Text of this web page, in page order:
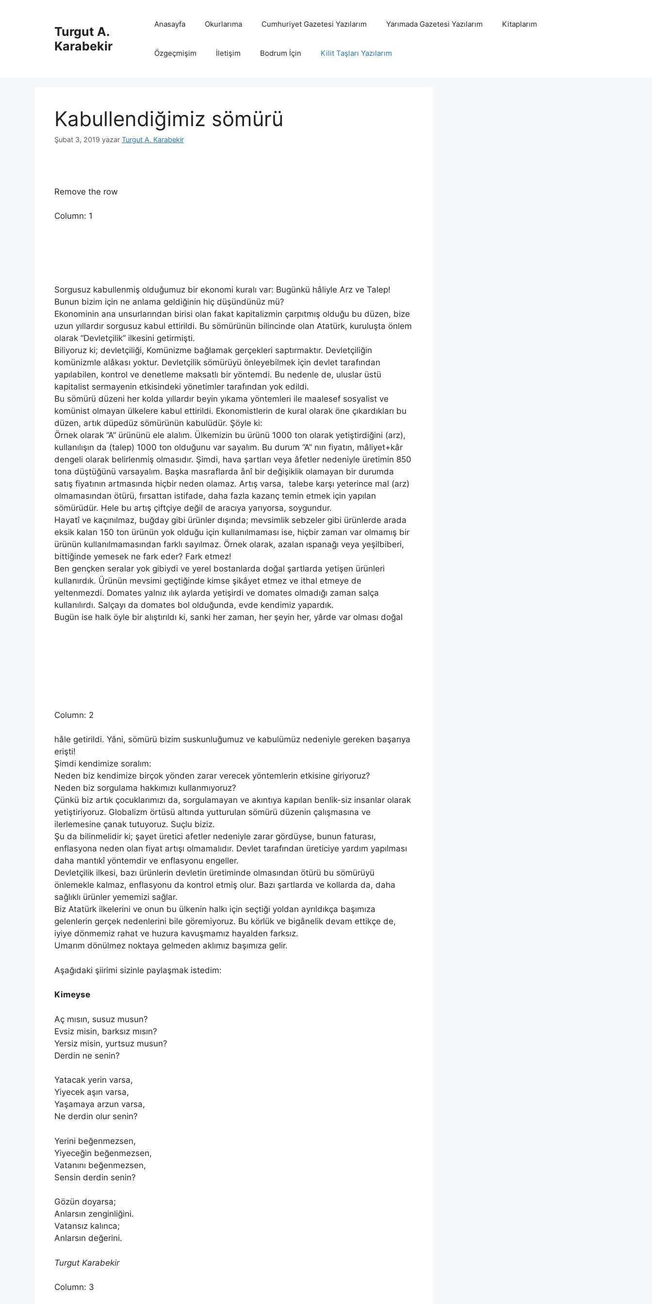
Turgut A.
Karabekir
Anasayfa Okurlarıma Cumhuriyet Gazetesi Yazılarım Yarımada Gazetesi Yazılarım Kitaplarım
Özgeçmişim İletişim Bodrum İçin Kilit Taşları Yazılarım
Kabullendiğimiz sömürü
Şubat 3, 2019 yazar Turgut A. Karabekir
Remove the row
Column: 1
Sorgusuz kabullenmiş olduğumuz bir ekonomi kuralı var: Bugünkü hâliyle Arz ve Talep!
Bunun bizim için ne anlama geldiğinin hiç düşündünüz mü?
Ekonominin ana unsurlarından birisi olan fakat kapitalizmin çarpıtmış olduğu bu düzen, bize
uzun yıllardır sorgusuz kabul ettirildi. Bu sömürünün bilincinde olan Atatürk, kuruluşta önlem
olarak “Devletçilik” ilkesini getirmişti.
Biliyoruz ki; devletçiliği, Komünizme bağlamak gerçekleri saptırmaktır. Devletçiliğin
komünizmle alâkası yoktur. Devletçilik sömürüyü önleyebilmek için devlet tarafından
yapılabilen, kontrol ve denetleme maksatlı bir yöntemdi. Bu nedenle de, uluslar üstü
kapitalist sermayenin etkisindeki yönetimler tarafından yok edildi.
Bu sömürü düzeni her kolda yıllardır beyin yıkama yöntemleri ile maalesef sosyalist ve
komünist olmayan ülkelere kabul ettirildi. Ekonomistlerin de kural olarak öne çıkardıkları bu
düzen, artık düpedüz sömürünün kabulüdür. Şöyle ki:
Örnek olarak “A” ürününü ele alalım. Ülkemizin bu ürünü 1000 ton olarak yetiştirdiğini (arz),
kullanılışın da (talep) 1000 ton olduğunu var sayalım. Bu durum “A” nın fiyatın, mâliyet+kâr
dengeli olarak belirlenmiş olmasıdır. Şimdi, hava şartları veya âfetler nedeniyle üretimin 850
tona düştüğünü varsayalım. Başka masraflarda ânî bir değişiklik olamayan bir durumda
satış fiyatının artmasında hiçbir neden olamaz. Artış varsa, talebe karşı yeterince mal (arz)
olmamasından ötürü, fırsattan istifade, daha fazla kazanç temin etmek için yapılan
sömürüdür. Hele bu artış çiftçiye değil de aracıya yarıyorsa, soygundur.
Hayatî ve kaçınılmaz, buğday gibi ürünler dışında; mevsimlik sebzeler gibi ürünlerde arada
eksik kalan 150 ton ürünün yok olduğu için kullanılmaması ise, hiçbir zaman var olmamış bir
ürünün kullanılmamasından farklı sayılmaz. Örnek olarak, azalan ıspanağı veya yeşilbiberi,
bittiğinde yemesek ne fark eder? Fark etmez!
Ben gençken seralar yok gibiydi ve yerel bostanlarda doğal şartlarda yetişen ürünleri
kullanırdık. Ürünün mevsimi geçtiğinde kimse şikâyet etmez ve ithal etmeye de
yeltenmezdi. Domates yalnız ılık aylarda yetişirdi ve domates olmadığı zaman salça
kullanılırdı. Salçayı da domates bol olduğunda, evde kendimiz yapardık.
Bugün ise halk öyle bir alıştırıldı ki, sanki her zaman, her şeyin her, yârde var olması doğal
Column: 2
hâle getirildi. Yâni, sömürü bizim suskunluğumuz ve kabulümüz nedeniyle gereken başarıya
erişti!
Şimdi kendimize soralım:
Neden biz kendimize birçok yönden zarar verecek yöntemlerin etkisine giriyoruz?
Neden biz sorgulama hakkımızı kullanmıyoruz?
Çünkü biz artık çocuklarımızı da, sorgulamayan ve akıntıya kapılan benlik-siz insanlar olarak
yetiştiriyoruz. Globalizm örtüsü altında yutturulan sömürü düzenin çalışmasına ve
ilerlemesine çanak tutuyoruz. Suçlu biziz.
Şu da bilinmelidir ki; şayet üretici afetler nedeniyle zarar gördüyse, bunun faturası,
enflasyona neden olan fiyat artışı olmamalıdır. Devlet tarafından üreticiye yardım yapılması
daha mantıkî yöntemdir ve enflasyonu engeller.
Devletçilik ilkesi, bazı ürünlerin devletin üretiminde olmasından ötürü bu sömürüyü
önlemekle kalmaz, enflasyonu da kontrol etmiş olur. Bazı şartlarda ve kollarda da, daha
sağlıklı ürünler yememizi sağlar.
Biz Atatürk ilkelerini ve onun bu ülkenin halkı için seçtiği yoldan ayrıldıkça başımıza
gelenlerin gerçek nedenlerini bile göremiyoruz. Bu körlük ve bigânelik devam ettikçe de,
iyiye dönmemiz rahat ve huzura kavuşmamız hayalden farksız.
Umarım dönülmez noktaya gelmeden aklımız başımıza gelir.
Aşağıdaki şiirimi sizinle paylaşmak istedim:
Kimeyse
Aç mısın, susuz musun?
Evsiz misin, barksız mısın?
Yersiz misin, yurtsuz musun?
Derdin ne senin?
Yatacak yerin varsa,
Yiyecek aşın varsa,
Yaşamaya arzun varsa,
Ne derdin olur senin?
Yerini beğenmezsen,
Yiyeceğin beğenmezsen,
Vatanını beğenmezsen,
Sensin derdin senin?
Gözün doyarsa;
Anlarsın zenginliğini.
Vatansız kalınca;
Anlarsın değerini.
Turgut Karabekir
Column: 3